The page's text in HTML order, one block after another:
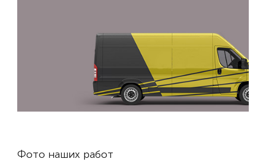
Фото наших работ